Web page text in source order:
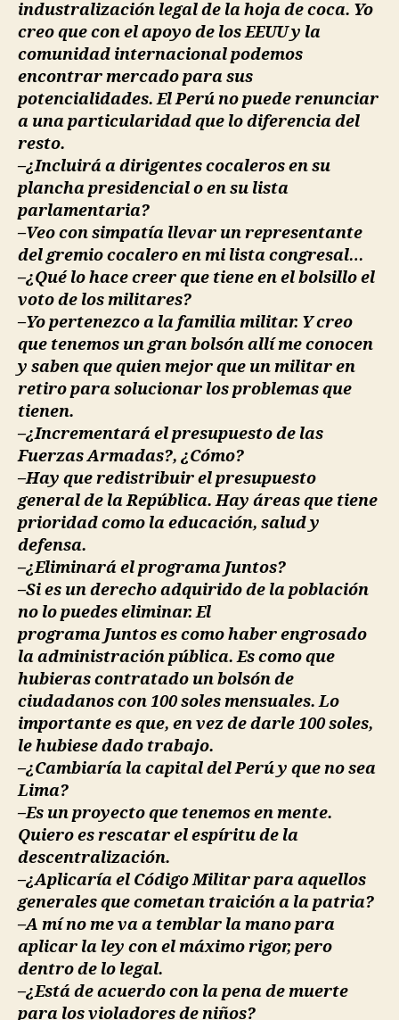
industralización legal de la hoja de coca. Yo
creo que con el apoyo de los EEUU y la
comunidad internacional podemos
encontrar mercado para sus
potencialidades. El Perú no puede renunciar
a una particularidad que lo diferencia del
resto.
–¿Incluirá a dirigentes cocaleros en su
plancha presidencial o en su lista
parlamentaria?
–Veo con simpatía llevar un representante
del gremio cocalero en mi lista congresal…
–¿Qué lo hace creer que tiene en el bolsillo el
voto de los militares?
–Yo pertenezco a la familia militar. Y creo
que tenemos un gran bolsón allí me conocen
y saben que quien mejor que un militar en
retiro para solucionar los problemas que
tienen.
–¿Incrementará el presupuesto de las
Fuerzas Armadas?, ¿Cómo?
–Hay que redistribuir el presupuesto
general de la República. Hay áreas que tiene
prioridad como la educación, salud y
defensa.
–¿Eliminará el programa Juntos?
–Si es un derecho adquirido de la población
no lo puedes eliminar. El
programa Juntos es como haber engrosado
la administración pública. Es como que
hubieras contratado un bolsón de
ciudadanos con 100 soles mensuales. Lo
importante es que, en vez de darle 100 soles,
le hubiese dado trabajo.
–¿Cambiaría la capital del Perú y que no sea
Lima?
–Es un proyecto que tenemos en mente.
Quiero es rescatar el espíritu de la
descentralización.
–¿Aplicaría el Código Militar para aquellos
generales que cometan traición a la patria?
–A mí no me va a temblar la mano para
aplicar la ley con el máximo rigor, pero
dentro de lo legal.
–¿Está de acuerdo con la pena de muerte
para los violadores de niños?